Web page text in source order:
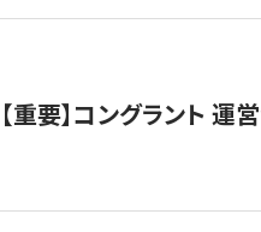
【重要】コングラント